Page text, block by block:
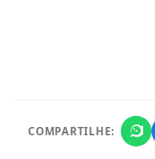
COMPARTILHE: